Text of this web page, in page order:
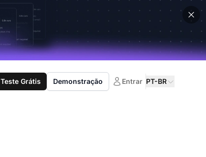
Teste Grátis Demonstração Entrar PT-BR